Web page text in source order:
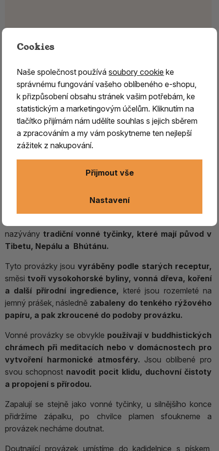
nazývány tradiční vonné tyčinky, které mají původ v
Tibetu, Nepálu a Bhútánu.
Tyto provázky jsou vyráběny podle starých receptur,
směsi tvoří vysokohorské byliny, vonná dřeva, koření
a další přírodní ingredience, které jsou rozemleté na
jemný prášek, následně zabaleny do tenkého rýžového
papíru, a pak zkroucené do podoby provázku.
Vonné provázky se obvykle používají v buddhistických
chrámech při meditacích nebo v domácnostech pro
vytvoření harmonické atmosféry. Jsou oblíbené pro
svou schopnost navodit pocit klidu, duchovní čistoty
a propojení s přírodou.
Zapalují se stejně jako vonné tyčinky, u silnějšího konce
přidržíme zápalku, po chvilce plamen sfoukneme a
provázek necháme doutnat.
Doutnající provázek umístíme do kadidelnice s pískem,
Cookies
Naše společnost používásoubory cookie ke
správnému fungování vašeho oblíbeného e-shopu,
k přizpůsobení obsahu stránek vašim potřebám, ke
statistickým a marketingovým účelům. Kliknutím na
tlačítko přijímám nám udělíte souhlas s jejich sběrem
a zpracováním a my vám poskytneme ten nejlepší
zážitek z nakupování.
Nastavení
Přijmout vše